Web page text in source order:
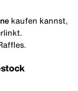
kaufen kannst,